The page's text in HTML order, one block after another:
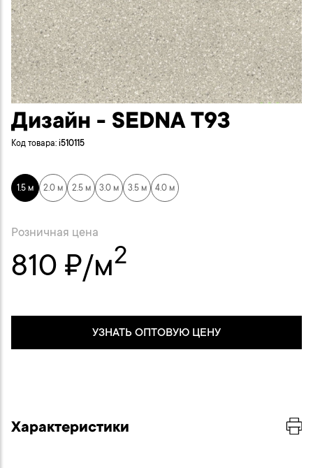
Дизайн - SEDNA T93
Код товара: i510115
1.5 м 2.0 м 2.5 м 3.0 м 3.5 м 4.0 м
Розничная цена
810 ₽/м2
УЗНАТЬ ОПТОВУЮ ЦЕНУ
Характеристики